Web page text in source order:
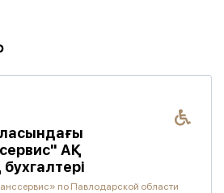
АҚ
по Павлодарской области